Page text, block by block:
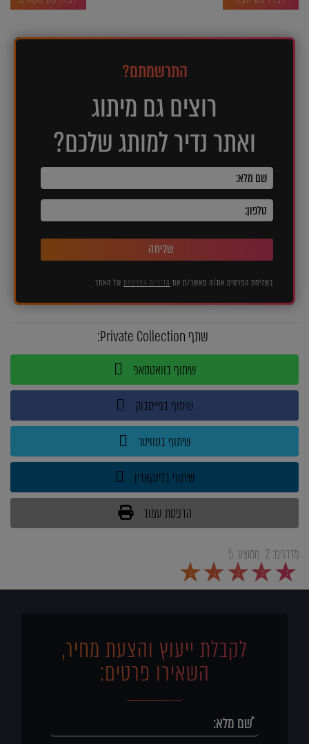
התרשמתם?
רוצים גם מיתוג
ואתר נדיר למותג שלכם?
שליחה
בשליחת הפרטים את/ה מאשר/ת את מדיניות הפרטיות של האתר
שתף Private Collection:
שיתוף בוואטסאפ
שיתוף בפייסבוק
שיתוף בטוויטר
שיתוף בלינקאדין
הדפסת עמוד
מדרגים: 2 ממוצע:5
1
2
3
4
5
לקבלת ייעוץ והצעת מחיר,
השאירו פרטים: